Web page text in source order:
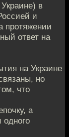
в
и
протяжении
ответ на
на Украине
но
что
а